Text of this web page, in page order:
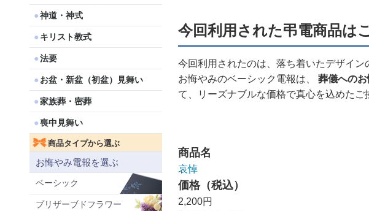
神道・神式
キリスト教式
法要
お盆・新盆（初盆）見舞い
家族葬・密葬
喪中見舞い
商品タイプから選ぶ
お悔やみ電報を選ぶ
ベーシック
プリザーブドフラワー
今回利用された弔電商品は
今回利用されたのは、落ち着いたデザイン
お悔やみのベーシック電報は、 葬儀への
て、リーズナブルな価格で真心を込めたご
商品名
哀悼
価格（税込）
2,200円